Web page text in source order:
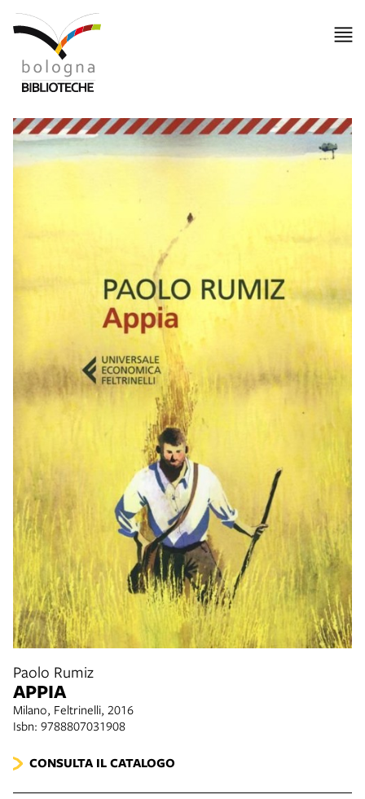
Paolo Rumiz
APPIA
Milano, Feltrinelli, 2016
Isbn: 9788807031908
CONSULTA IL CATALOGO